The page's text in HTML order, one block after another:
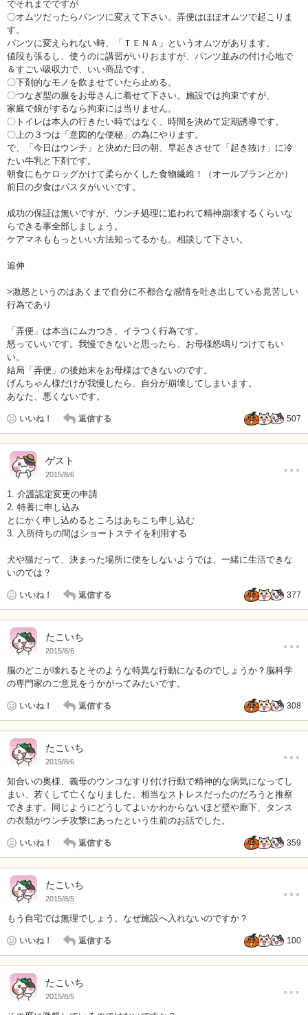
でそれまでですが
〇オムツだったらパンツに変えて下さい。弄便はほぼオムツで起こりま
す。
パンツに変えられない時、「ＴＥＮＡ」というオムツがあります。
値段も張るし、使うのに講習がいりおますが、パンツ並みの付け心地で
＆すごい吸収力で、いい商品です。
〇下剤的なモノを飲ませていたら止める。
〇つなぎ型の服をお母さんに着せて下さい。施設では拘束ですが、
家庭で娘がするなら拘束には当りません。
〇トイレは本人の行きたい時ではなく、時間を決めて定期誘導です。
〇上の３つは「意図的な便秘」の為にやります。
で、「今日はウンチ」と決めた日の朝、早起きさせて「起き抜け」に冷
たい牛乳と下剤です。
朝食にもケロッグかけて柔らかくした食物繊維！（オールブランとか）
前日の夕食はパスタがいいです。
成功の保証は無いですが、ウンチ処理に追われて精神崩壊するくらいな
らできる事全部しましょう。
ケアマネももっといい方法知ってるかも。相談して下さい。
追伸
>激怒というのはあくまで自分に不都合な感情を吐き出している見苦しい
行為であり
「弄便」は本当にムカつき、イラつく行為です。
怒っていいです。我慢できないと思ったら、お母様怒鳴りつけてもい
い。
結局「弄便」の後始末をお母様はできないのです。
げんちゃん様だけが我慢したら、自分が崩壊してしまいます。
あなた、悪くないです。
いいね！ 返信する 507
ゲスト
2015/8/6 …
1. 介護認定変更の申請
2. 特養に申し込み
とにかく申し込めるところはあちこち申し込む
3. 入所待ちの間はショートステイを利用する
犬や猫だって、決まった場所に便をしないようでは、一緒に生活できな
いのでは？
いいね！ 返信する 377
たこいち
2015/8/6 …
脳のどこが壊れるとそのような特異な行動になるのでしょうか？脳科学
の専門家のご意見をうかがってみたいです。
いいね！ 返信する 308
たこいち
2015/8/6 …
知合いの奥様、義母のウンコなすり付け行動で精神的な病気になってし
まい、若くして亡くなりました。相当なストレスだったのだろうと推察
できます。同じようにどうしてよいかわからないほど壁や廊下、タンス
の衣類がウンチ攻撃にあったという生前のお話でした。
いいね！ 返信する 359
たこいち
2015/8/5 …
もう自宅では無理でしょう。なぜ施設へ入れないのですか？
いいね！ 返信する 100
たこいち
2015/8/5 …